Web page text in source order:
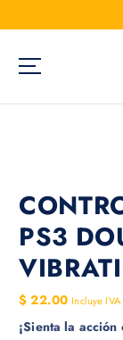
a
PS3
$ 22.00 Incluye IVA
¡Sienta la